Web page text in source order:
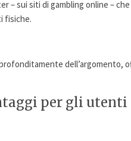
– sui siti di gambling online –
fisiche.
dell’argomento,
per gli